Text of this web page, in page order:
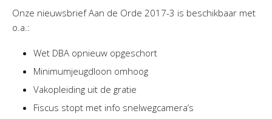
Onze nieuwsbrief Aan de Orde 2017-3 is beschikbaar met
o.a.:
Wet DBA opnieuw opgeschort
Minimumjeugdloon omhoog
Vakopleiding uit de gratie
Fiscus stopt met info snelwegcamera’s